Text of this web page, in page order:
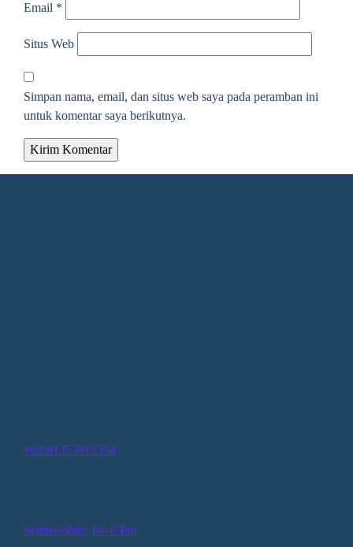
Email *
Situs Web
Simpan nama, email, dan situs web saya pada peramban ini
untuk komentar saya berikutnya.
+62 81253312354
Senin-Sabtu: 10- 6 Pm